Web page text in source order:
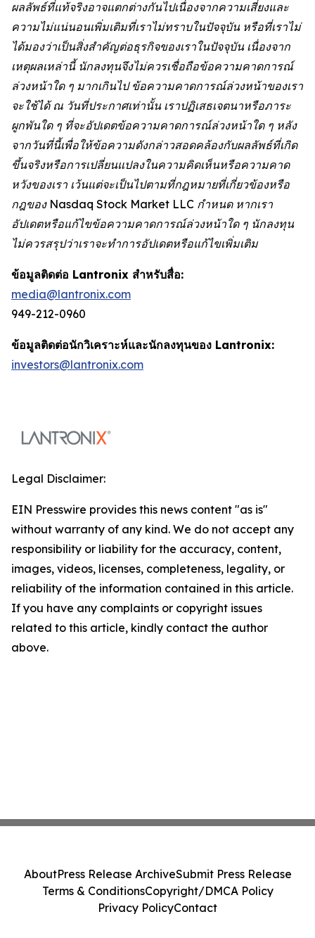
ผลลัพธ์ที่แท้จริงอาจแตกต่างกันไปเนื่องจากความเสี่ยงและ
ความไม่แน่นอนเพิ่มเติมที่เราไม่ทราบในปัจจุบัน หรือที่เราไม่
ได้มองว่าเป็นสิ่งสำคัญต่อธุรกิจของเราในปัจจุบัน เนื่องจาก
เหตุผลเหล่านี้ นักลงทุนจึงไม่ควรเชื่อถือข้อความคาดการณ์
ล่วงหน้าใด ๆ มากเกินไป ข้อความคาดการณ์ล่วงหน้าของเรา
จะใช้ได้ ณ วันที่ประกาศเท่านั้น เราปฏิเสธเจตนาหรือภาระ
ผูกพันใด ๆ ที่จะอัปเดตข้อความคาดการณ์ล่วงหน้าใด ๆ หลัง
จากวันที่นี้เพื่อให้ข้อความดังกล่าวสอดคล้องกับผลลัพธ์ที่เกิด
ขึ้นจริงหรือการเปลี่ยนแปลงในความคิดเห็นหรือความคาด
หวังของเรา เว้นแต่จะเป็นไปตามที่กฎหมายที่เกี่ยวข้องหรือ
กฎของ Nasdaq Stock Market LLC กำหนด หากเรา
อัปเดตหรือแก้ไขข้อความคาดการณ์ล่วงหน้าใด ๆ นักลงทุน
ไม่ควรสรุปว่าเราจะทำการอัปเดตหรือแก้ไขเพิ่มเติม
ข้อมูลติดต่อ Lantronix สำหรับสื่อ:
media@lantronix.com
949-212-0960
ข้อมูลติดต่อนักวิเคราะห์และนักลงทุนของ Lantronix:
investors@lantronix.com
Legal Disclaimer:
EIN Presswire provides this news content "as is"
without warranty of any kind. We do not accept any
responsibility or liability for the accuracy, content,
images, videos, licenses, completeness, legality, or
reliability of the information contained in this article.
If you have any complaints or copyright issues
related to this article, kindly contact the author
above.
AboutPress Release ArchiveSubmit Press Release
Terms & ConditionsCopyright/DMCA Policy
Privacy PolicyContact